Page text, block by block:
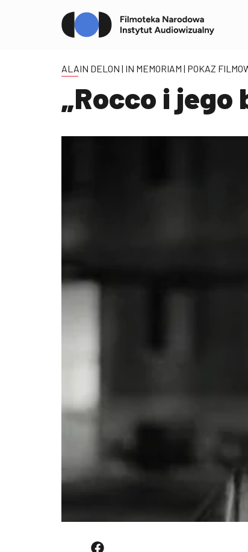
ALAIN DELON | IN MEMORIAM | POKAZ
„Rocco i jego